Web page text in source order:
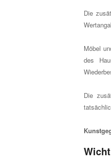
Die
Möbel
des
Die